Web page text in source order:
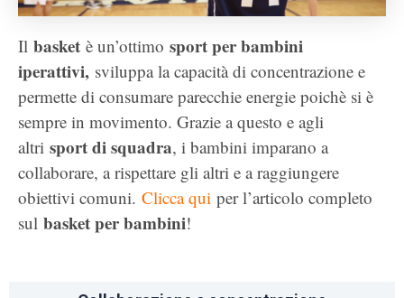
Il basket è un’ottimo sport per bambini
iperattivi, sviluppa la capacità di concentrazione e
permette di consumare parecchie energie poichè si è
sempre in movimento. Grazie a questo e agli
altri sport di squadra, i bambini imparano a
collaborare, a rispettare gli altri e a raggiungere
obiettivi comuni. Clicca qui per l’articolo completo
sul basket per bambini!